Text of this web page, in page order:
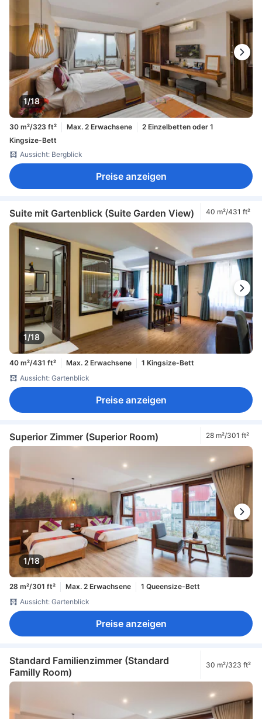
1/18
30 m²/323 ft² Max. 2 Erwachsene
2 Einzelbetten oder 1
Kingsize-Bett
Aussicht: Bergblick
Preise anzeigen
Suite mit Gartenblick (Suite Garden View) 40 m²/431 ft²
1/18
40 m²/431 ft² Max. 2 Erwachsene
1 Kingsize-Bett
Aussicht: Gartenblick
Preise anzeigen
Superior Zimmer (Superior Room) 28 m²/301 ft²
1/18
28 m²/301 ft² Max. 2 Erwachsene
1 Queensize-Bett
Aussicht: Gartenblick
Preise anzeigen
Standard Familienzimmer (Standard
Familly Room)
30 m²/323 ft²